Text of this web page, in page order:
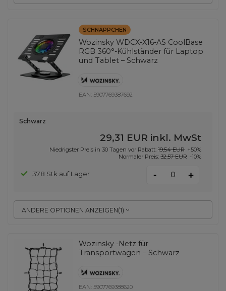
SCHNÄPPCHEN
Wozinsky WDCX-X16-AS CoolBase
RGB 360°-Kühlständer für Laptop
und Tablet – Schwarz
EAN: 5907769387692
ANDERE OPTIONEN ANZEIGEN(1)
Schwarz
29,31 EUR inkl. MwSt
Niedrigster Preis in 30 Tagen vor Rabatt: 19,54 EUR +50%
Normaler Preis: 32,57 EUR -10%
378 Stk auf Lager - +
Wozinsky -Netz für
Transportwagen – Schwarz
EAN: 5907769388620